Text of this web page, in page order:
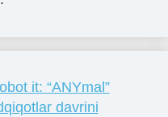
it: “ANYmal”
davrini